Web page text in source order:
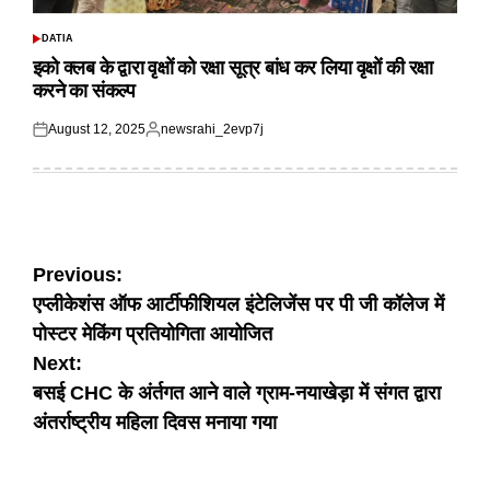
POSTED
DATIA
इको क्लब के द्वारा वृक्षों को रक्षा सूत्र बांध कर लिया वृक्षों की रक्षा
करने का संकल्प
Posted
August 12, 2025
Posted
newsrahi_2evp7j
Post
navigation
Previous:
एप्लीकेशंस ऑफ आर्टीफीशियल इंटेलिजेंस पर पी जी कॉलेज में
पोस्टर मेकिंग प्रतियोगिता आयोजित
Next:
बसई CHC के अंर्तगत आने वाले ग्राम-नयाखेड़ा में संगत द्वारा
अंतर्राष्ट्रीय महिला दिवस मनाया गया